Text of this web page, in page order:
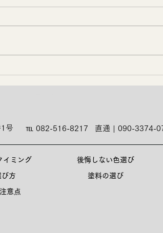
📚️ 🐙
号 ℡ 082-516-8217 直通 | 090-3374-
イミング
び方
後悔しない色選び
塗料の選び
意点